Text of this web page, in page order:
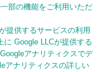
部の機能をご利用いただ
提供するサービスの利用
Google LLCが提供する
アナリティクスでデ
アナリティクスの詳しい